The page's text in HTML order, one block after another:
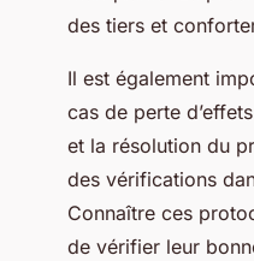
des tiers et
Il est également
cas de perte
et la résolution du
des vérifications
Connaître ces
de vérifier leur